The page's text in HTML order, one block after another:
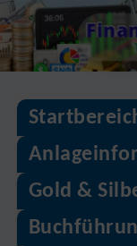
Skip
to
content
Gold &